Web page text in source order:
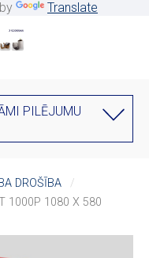
Translate
PILĒJUMU
DROŠĪBA
1000P 1080 X 580